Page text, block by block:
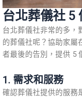
台北葬儀社 5
台北葬儀社非常的多，
的葬儀社呢？協助家屬
者最後的告別，提供 5
1. 需求和服務
確認葬儀社提供的服務